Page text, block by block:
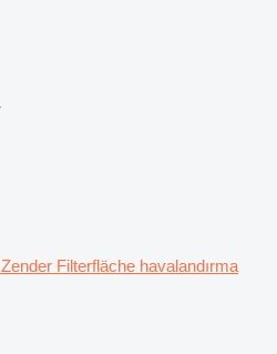
Zender Filterfläche havalandırma